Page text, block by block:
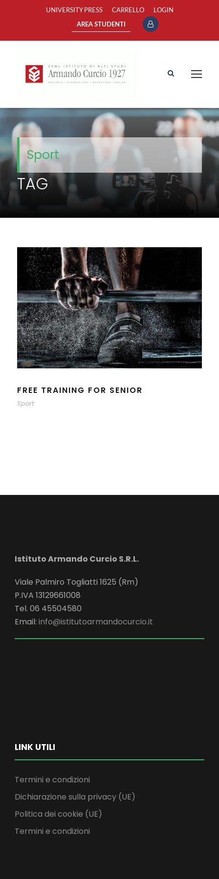
UNIVERSITY PRESS CARRELLO LOGIN
AREA STUDENTI
Sport
TAG
FREE TRAINING FOR SENIOR
Sport
Istituto Armando Curcio S.R.L.
Viale Palmiro Togliatti 1625 (Rm)
P.IVA 13129661008
Tel. 06 45504580
Email: info@istitutoarmandocurcio.it
LINK UTILI
Termini e condizioni
Dichiarazione sulla privacy (UE)
Politica dei cookie (UE)
Termini e condizioni